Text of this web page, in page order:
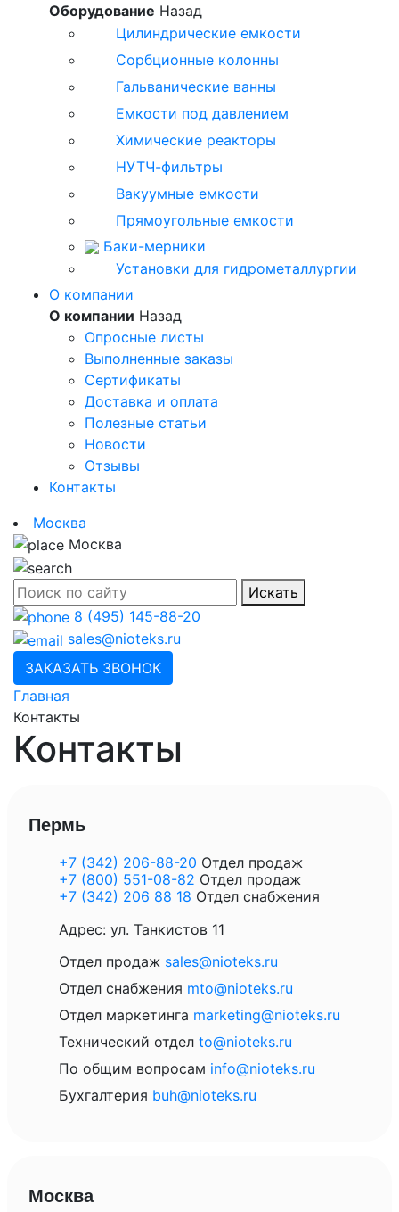
Оборудование Назад
Цилиндрические емкости
Сорбционные колонны
Гальванические ванны
Емкости под давлением
Химические реакторы
НУТЧ-фильтры
Вакуумные емкости
Прямоугольные емкости
Баки-мерники
Установки для гидрометаллургии
О компании
О компании Назад
Опросные листы
Выполненные заказы
Сертификаты
Доставка и оплата
Полезные статьи
Новости
Отзывы
Контакты
Москва
Москва
Искать
8 (495) 145-88-20
sales@nioteks.ru
ЗАКАЗАТЬ ЗВОНОК
Главная
Контакты
Контакты
Пeрмь
+7 (342) 206-88-20 Отдел продаж
+7 (800) 551-08-82 Отдел продаж
+7 (342) 206 88 18 Отдел снабжения
Адрес: ул. Танкистов 11
Отдел продаж sales@nioteks.ru
Отдел снабжения mto@nioteks.ru
Отдел маркетинга marketing@nioteks.ru
Технический отдел to@nioteks.ru
По общим вопросам info@nioteks.ru
Бухгалтерия buh@nioteks.ru
Моcква